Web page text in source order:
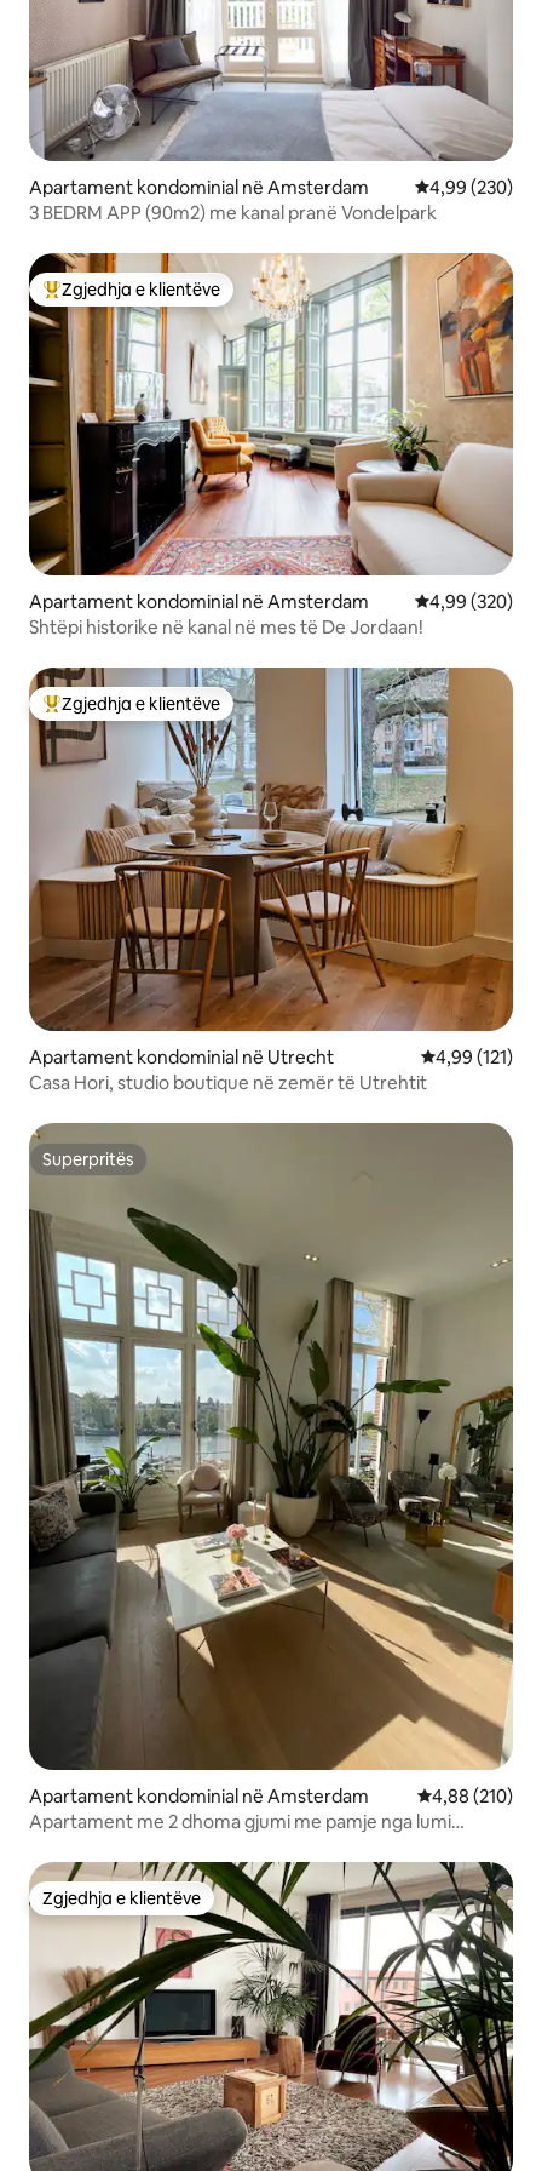
Apartament kondominial në Amsterdam Vlerësimi
4,99 (230)
3 BEDRM APP (90m2) me kanal pranë Vondelpark
Më të mirat e zgjedhjeve të klientëve
Zgjedhja e klientëve
Apartament kondominial në Amsterdam Vlerësimi
4,99 (320)
Shtëpi historike në kanal në mes të De Jordaan!
Më të mirat e zgjedhjeve të klientëve
Zgjedhja e klientëve
Apartament kondominial në Utrecht Vlerësimi
4,99 (121)
Casa Hori, studio boutique në zemër të Utrehtit
Superpritës
Superpritës
Apartament kondominial në Amsterdam Vlerësimi
4,88 (210)
Apartament me 2 dhoma gjumi me pamje nga lumi
Zgjedhja e klientëve
Zgjedhja e klientëve